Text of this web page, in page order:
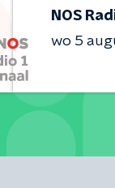
NOS
wo 5